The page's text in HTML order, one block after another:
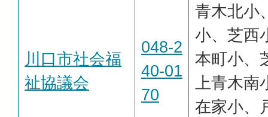
川口市社会福
祉協議会
048-2
40-01
70
青木北小
小、芝西
本町小、
上青木南
在家小、